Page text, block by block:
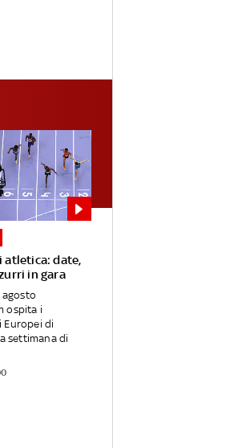
atletica: date,
in gara
agosto
ospita i
Europei di
settimana di